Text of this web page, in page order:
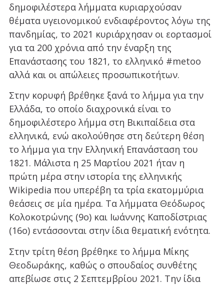
δημοφιλέστερα λήμματα κυριαρχούσαν
θέματα υγειονομικού ενδιαφέροντος λόγω της
πανδημίας, το 2021 κυριάρχησαν οι εορτασμοί
για τα 200 χρόνια από την έναρξη της
Επανάστασης του 1821, το ελληνικό #metoo
αλλά και οι απώλειες προσωπικοτήτων.
Στην κορυφή βρέθηκε ξανά το λήμμα για την
Ελλάδα, το οποίο διαχρονικά είναι το
δημοφιλέστερο λήμμα στη Βικιπαίδεια στα
ελληνικά, ενώ ακολούθησε στη δεύτερη θέση
το λήμμα για την Ελληνική Επανάσταση του
1821. Μάλιστα η 25 Μαρτίου 2021 ήταν η
πρώτη μέρα στην ιστορία της ελληνικής
Wikipedia που υπερέβη τα τρία εκατομμύρια
θεάσεις σε μία ημέρα. Τα λήμματα Θεόδωρος
Κολοκοτρώνης (9ο) και Ιωάννης Καποδίστριας
(16ο) εντάσσονται στην ίδια θεματική ενότητα.
Στην τρίτη θέση βρέθηκε το λήμμα Μίκης
Θεοδωράκης, καθώς ο σπουδαίος συνθέτης
απεβίωσε στις 2 Σεπτεμβρίου 2021. Την ίδια